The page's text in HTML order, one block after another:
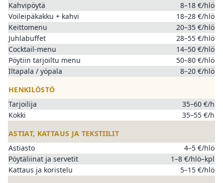
Kahvipöytä
8–18 €/hlö
Voileipäkakku + kahvi
18–28 €/hlö
Keittomenu
20–35 €/hlö
Juhlabuffet
28–55 €/hlö
Cocktail-menu
14–50 €/hlö
Pöytiin tarjoiltu menu
50–80 €/hlö
Iltapala / yöpala
8–20 €/hlö
HENKILÖSTÖ
Tarjoilija
35–60 €/h
Kokki
35–55 €/h
ASTIAT, KATTAUS JA TEKSTIILIT
Astiasto
4–5 €/hlö
Pöytäliinat ja servetit
1–8 €/hlö–kpl
Kattaus ja koristelu
5–15 €/hlö